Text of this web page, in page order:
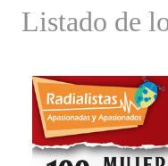
Listado de